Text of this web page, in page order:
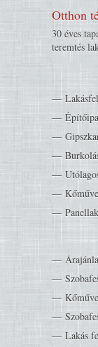
Otthon
30 éves
teremtés
Lakás